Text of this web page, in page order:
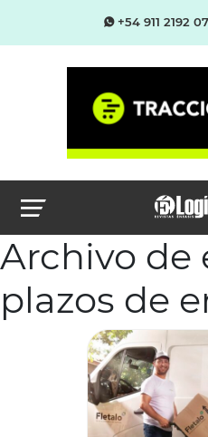
+54 911 2192
Archivo de
plazos de